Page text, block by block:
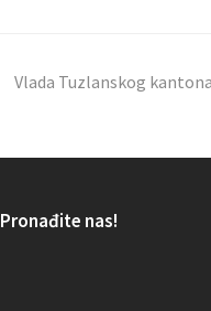
Vlada Tuzlanskog
Pronađite nas!